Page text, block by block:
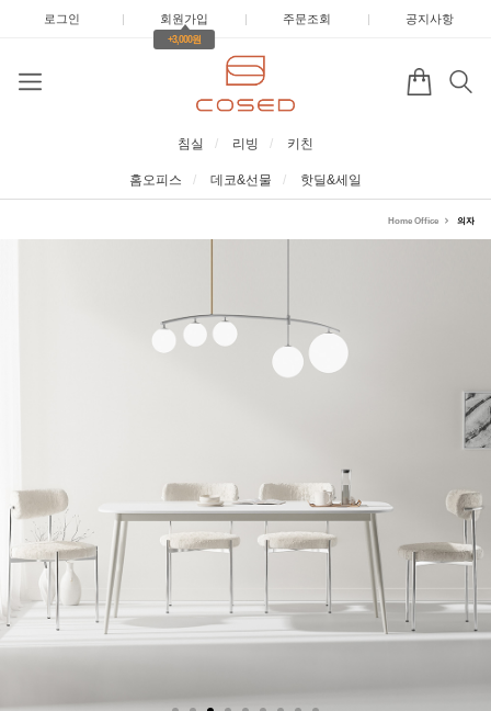
로그인 | 회원가입 |
+3,000원
주문조회 | 공지사항
침실 리빙 키친
홈오피스 데코&선물 핫딜&세일
Home Office 의자